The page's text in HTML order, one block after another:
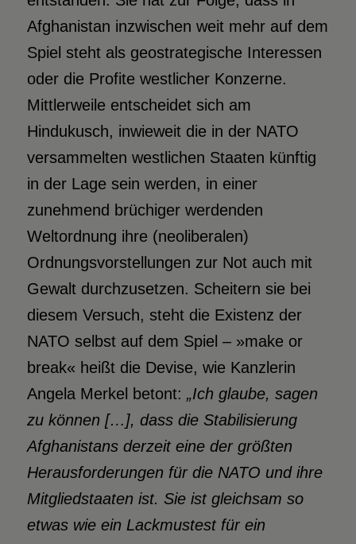
Afghanistan inzwischen weit mehr auf dem
Spiel steht als geostrategische Interessen
oder die Profite westlicher Konzerne.
Mittlerweile entscheidet sich am
Hindukusch, inwieweit die in der NATO
versammelten westlichen Staaten künftig
in der Lage sein werden, in einer
zunehmend brüchiger werdenden
Weltordnung ihre (neoliberalen)
Ordnungsvorstellungen zur Not auch mit
Gewalt durchzusetzen. Scheitern sie bei
diesem Versuch, steht die Existenz der
NATO selbst auf dem Spiel – »make or
break« heißt die Devise, wie Kanzlerin
Angela Merkel betont: „Ich glaube, sagen
zu können […], dass die Stabilisierung
Afghanistans derzeit eine der größten
Herausforderungen für die NATO und ihre
Mitgliedstaaten ist. Sie ist gleichsam so
etwas wie ein Lackmustest für ein